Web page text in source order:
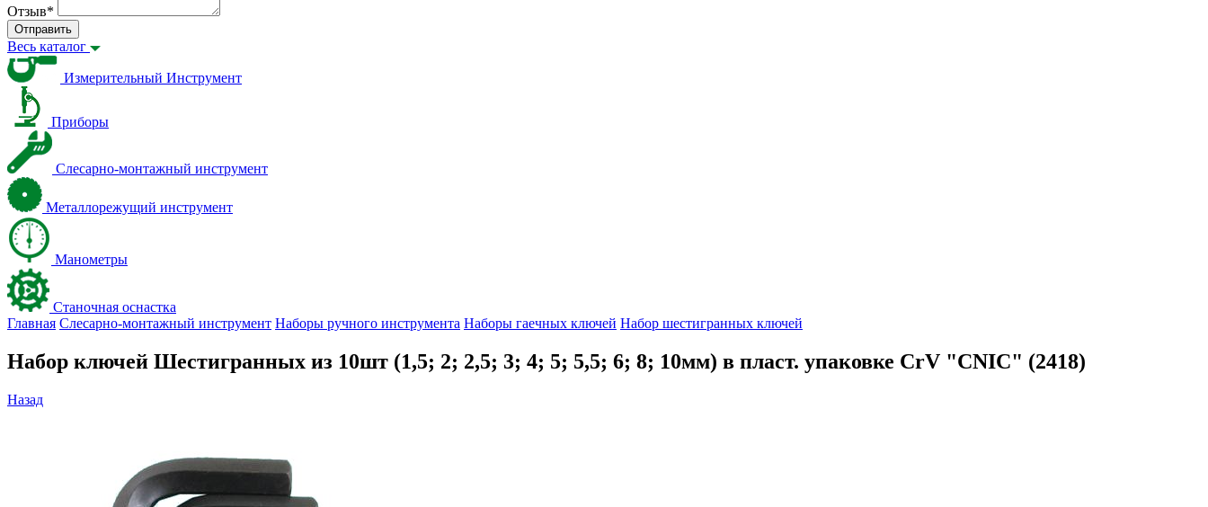
Отзыв*
Отправить
Весь каталог
Измерительный Инструмент
Приборы
Слесарно-монтажный инструмент
Металлорежущий инструмент
Манометры
Станочная оснастка
Главная Слесарно-монтажный инструмент Наборы ручного инструмента Наборы гаечных ключей Набор шестигранных ключей
Набор ключей Шестигранных из 10шт (1,5; 2; 2,5; 3; 4; 5; 5,5; 6; 8; 10мм) в пласт. упаковке СrV "CNIC" (2418)
Назад